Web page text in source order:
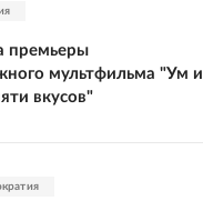
премьеры
мультфильма "Ум и
вкусов"